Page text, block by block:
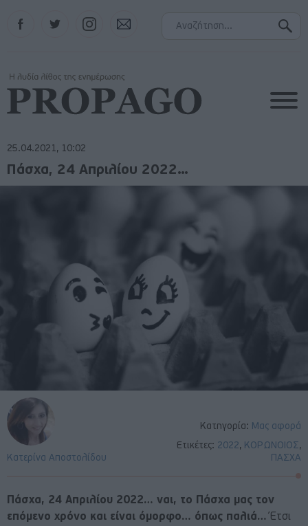
Instagram
25.04.2021, 10:02
Κατηγορία: Μας αφορά
Ετικέτες: 2022, ΚΟΡΩΝΟΙΟΣ,
ΠΑΣΧΑ
Κατερίνα Αποστολίδου
Πάσχα, 24 Απριλίου 2022…
Πάσχα, 24 Απριλίου 2022… ναι, το Πάσχα μας τον
επόμενο χρόνο και είναι όμορφο… όπως παλιά…Έτσι